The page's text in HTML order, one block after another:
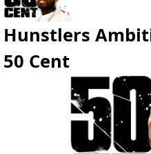
Hunstlers
50 Cent